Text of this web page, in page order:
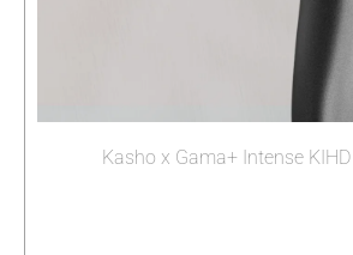
Kasho x Gama+ Intense